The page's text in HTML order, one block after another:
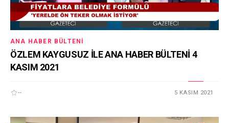
ANA HABER BÜLTENI
ÖZLEM KAYGUSUZ İLE ANA HABER BÜLTENİ 4
KASIM 2021
-- 5 KASIM 2021